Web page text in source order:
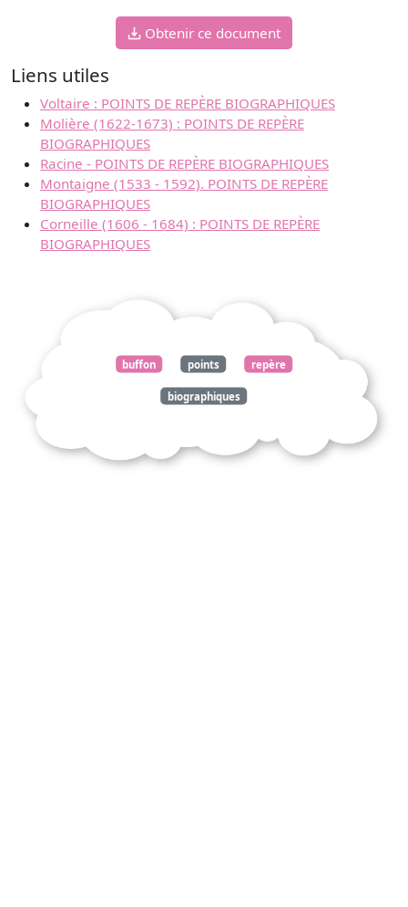
Obtenir ce document
Liens utiles
Voltaire : POINTS DE REPÈRE BIOGRAPHIQUES
Molière (1622-1673) : POINTS DE REPÈRE
BIOGRAPHIQUES
Racine - POINTS DE REPÈRE BIOGRAPHIQUES
Montaigne (1533 - 1592). POINTS DE REPÈRE
BIOGRAPHIQUES
Corneille (1606 - 1684) : POINTS DE REPÈRE
BIOGRAPHIQUES
buffon points repère
biographiques